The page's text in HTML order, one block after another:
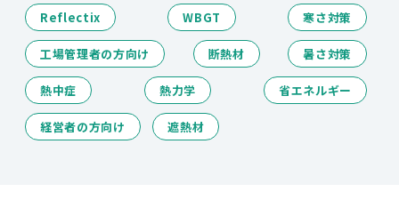
Reflectix WBGT 寒さ対策
工場管理者の方向け 断熱材 暑さ対策
熱中症 熱力学 省エネルギー
経営者の方向け 遮熱材